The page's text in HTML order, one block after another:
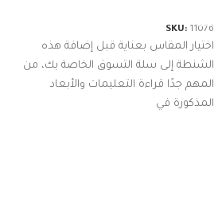
SKU: 11076
اختيار المقاس بعناية قبل إضافة هذه
الشنطة إلى سلة التسوق الخاصة بك، من
المهم جدًا قراءة التعليمات والأبعاد
المذكورة في